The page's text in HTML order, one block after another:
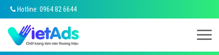
Hotline: 0964 82 6644